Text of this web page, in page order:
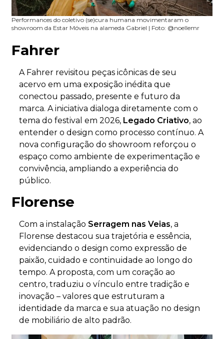
Performances do coletivo (se)cura humana movimentaram o
showroom da Estar Móveis na alameda Gabriel | Foto: @noellemr
Fahrer
A Fahrer revisitou peças icônicas de seu
acervo em uma exposição inédita que
conectou passado, presente e futuro da
marca. A iniciativa dialoga diretamente com o
tema do festival em 2026, Legado Criativo, ao
entender o design como processo contínuo.A
nova configuração do showroom reforçou o
espaço como ambiente de experimentação e
convivência, ampliando a experiência do
público.
Florense
Com a instalação Serragem nas Veias, a
Florense destacou sua trajetória e essência,
evidenciando o design como expressão de
paixão, cuidado e continuidade ao longo do
tempo.A proposta, com um coração ao
centro, traduziu o vínculo entre tradição e
inovação – valores que estruturam a
identidade da marca e sua atuação no design
de mobiliário de alto padrão.